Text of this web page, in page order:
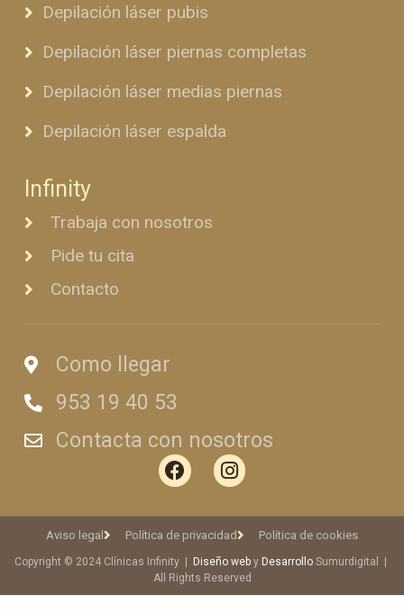
Como llegar
953 19 40 53
Contacta con nosotros
Depilación láser pubis
Depilación láser piernas completas
Depilación láser medias piernas
Depilación láser espalda
Infinity
Trabaja con nosotros
Pide tu cita
Contacto
Copyright © 2024 Clínicas Infinity | Diseño web y Desarrollo Sumurdigital |
All Rights Reserved
Aviso legal Política de privacidad Política de cookies